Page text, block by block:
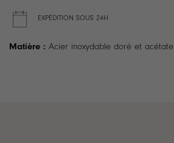
EXPÉDITION SOUS 24H
Matière : Acier inoxydable doré et acétate